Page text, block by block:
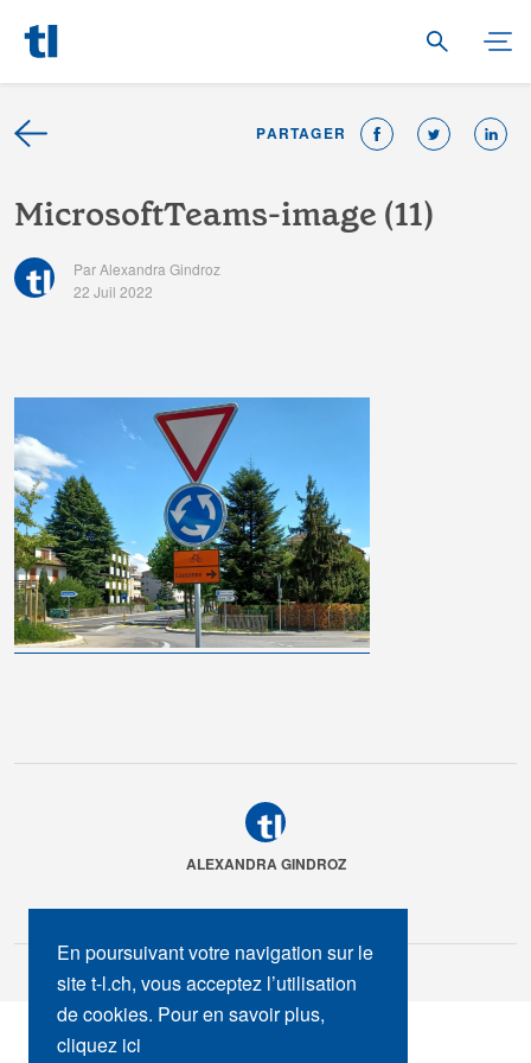
PARTAGER
MicrosoftTeams-image (11)
Par Alexandra Gindroz
22 Juil 2022
ALEXANDRA GINDROZ
En poursuivant votre navigation sur le
site t-l.ch, vous acceptez l’utilisation
de cookies. Pour en savoir plus,
cliquez ici